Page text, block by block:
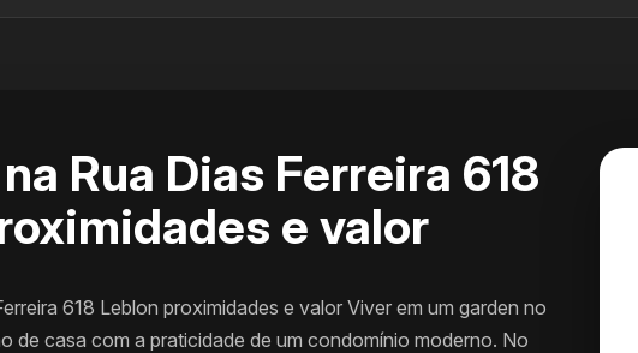
Rua Dias Ferreira 618
e valor
618 Leblon proximidades e valor Viver em um garden no
de casa com a praticidade de um condomínio moderno. No